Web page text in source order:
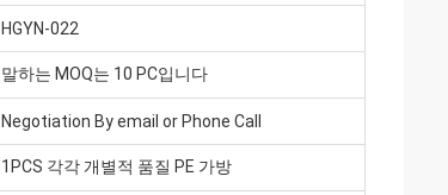
HGYN-022
말하는 MOQ는 10 PC입니다
Negotiation By email or Phone Call
1PCS 각각 개별적 품질 PE 가방